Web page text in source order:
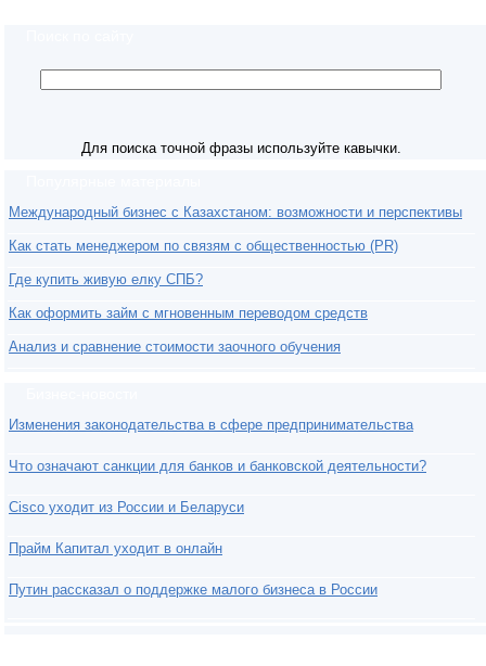
Для поиска точной фразы используйте кавычки.
Международный бизнес с Казахстаном: возможности и перспективы
Как стать менеджером по связям с общественностью (PR)
Где купить живую елку СПБ?
Как оформить займ с мгновенным переводом средств
Анализ и сравнение стоимости заочного обучения
Изменения законодательства в сфере предпринимательства
Что означают санкции для банков и банковской деятельности?
Cisco уходит из России и Беларуси
Прайм Капитал уходит в онлайн
Путин рассказал о поддержке малого бизнеса в России